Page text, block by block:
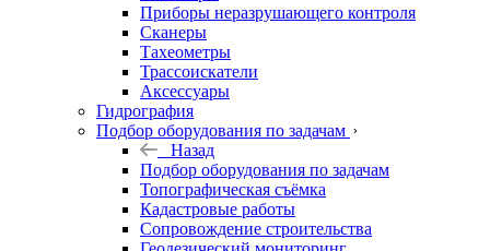
Приборы неразрушающего контроля
Сканеры
Тахеометры
Трассоискатели
Аксессуары
Гидрография
Подбор оборудования по задачам
Назад
Подбор оборудования по задачам
Топографическая съёмка
Кадастровые работы
Сопровождение строительства